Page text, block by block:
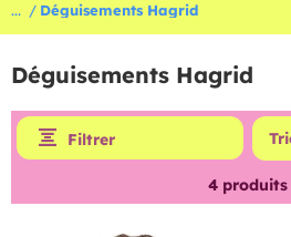
... Déguisements Hagrid
Déguisements Hagrid
Filtrer
4 produits